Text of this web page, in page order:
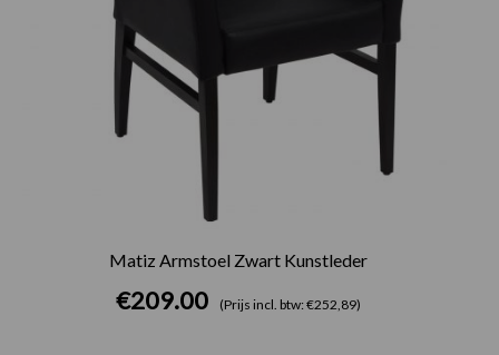
Matiz Armstoel Zwart Kunstleder
€209.00 (Prijs incl. btw: €252,89)